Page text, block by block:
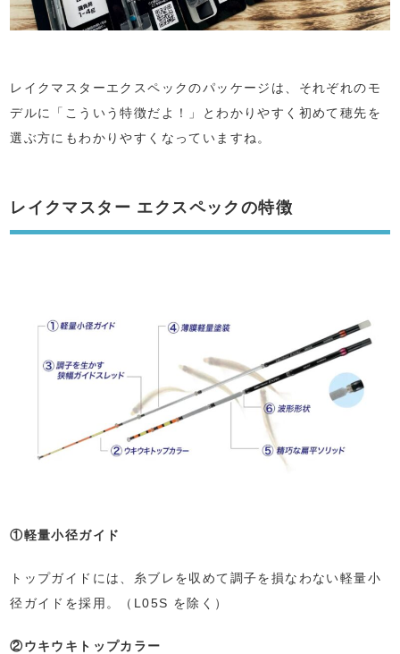
レイクマスターエクスペックのパッケージは、それぞれのモ
デルに「こういう特徴だよ！」とわかりやすく初めて穂先を
選ぶ方にもわかりやすくなっていますね。
レイクマスター エクスペックの特徴
①軽量小径ガイド
トップガイドには、糸ブレを収めて調子を損なわない軽量小
径ガイドを採用。（L05S を除く）
②ウキウキトップカラー